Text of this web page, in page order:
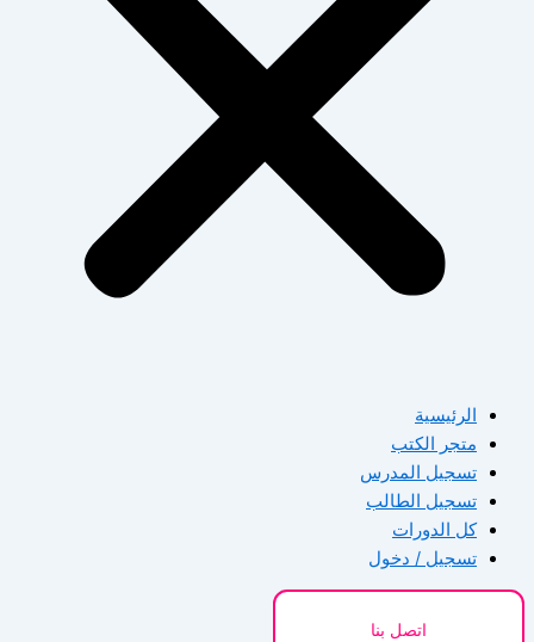
الرئيسية
متجر الكتب
تسجيل المدرس
تسجيل الطالب
كل الدورات
تسجيل / دخول
اتصل بنا